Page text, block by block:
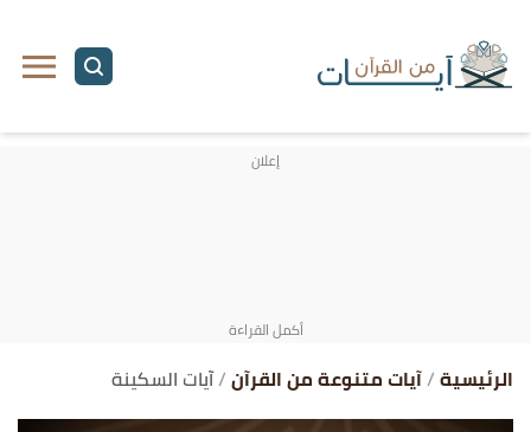
الرئيسية آيات متنوعة من القرآن آيات السكينة